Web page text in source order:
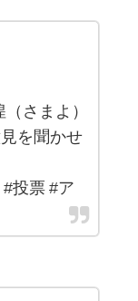
さまよ）
を聞かせ
投票 #ア